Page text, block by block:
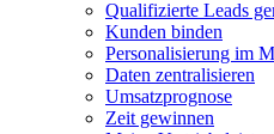
Qualifizierte Leads
Kunden binden
Personalisierung im
Daten zentralisieren
Umsatzprognose
Zeit gewinnen